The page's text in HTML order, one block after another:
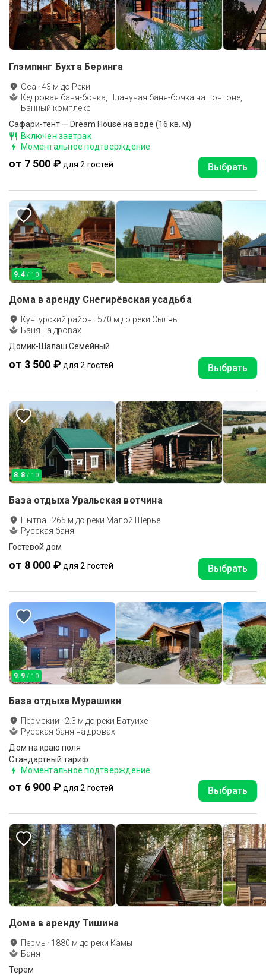
Глэмпинг Бухта Беринга
Оса ·43 м до Реки
Кедровая баня-бочка, Плавучая баня-бочка на понтоне,
Банный комплекс
Сафари-тент — Dream House на воде (16 кв. м)
Включен завтрак
Моментальное подтверждение
от 7 500 ₽ для 2 гостей Выбрать
9.4 / 10
Дома в аренду Снегирёвская усадьба
Кунгурский район · 570 м до реки Сылвы
Баня на дровах
Домик-Шалаш Семейный
от 3 500 ₽ для 2 гостей Выбрать
8.8 / 10
База отдыха Уральская вотчина
Нытва · 265 м до реки Малой Шерье
Русская баня
Гостевой дом
от 8 000 ₽ для 2 гостей Выбрать
9.9 / 10
База отдыха Мурашики
Пермский · 2.3 м до реки Батуихе
Русская баня на дровах
Дом на краю поля
Стандартный тариф
Моментальное подтверждение
от 6 900 ₽ для 2 гостей Выбрать
Дома в аренду Тишина
Пермь · 1880 м до реки Камы
Баня
Терем